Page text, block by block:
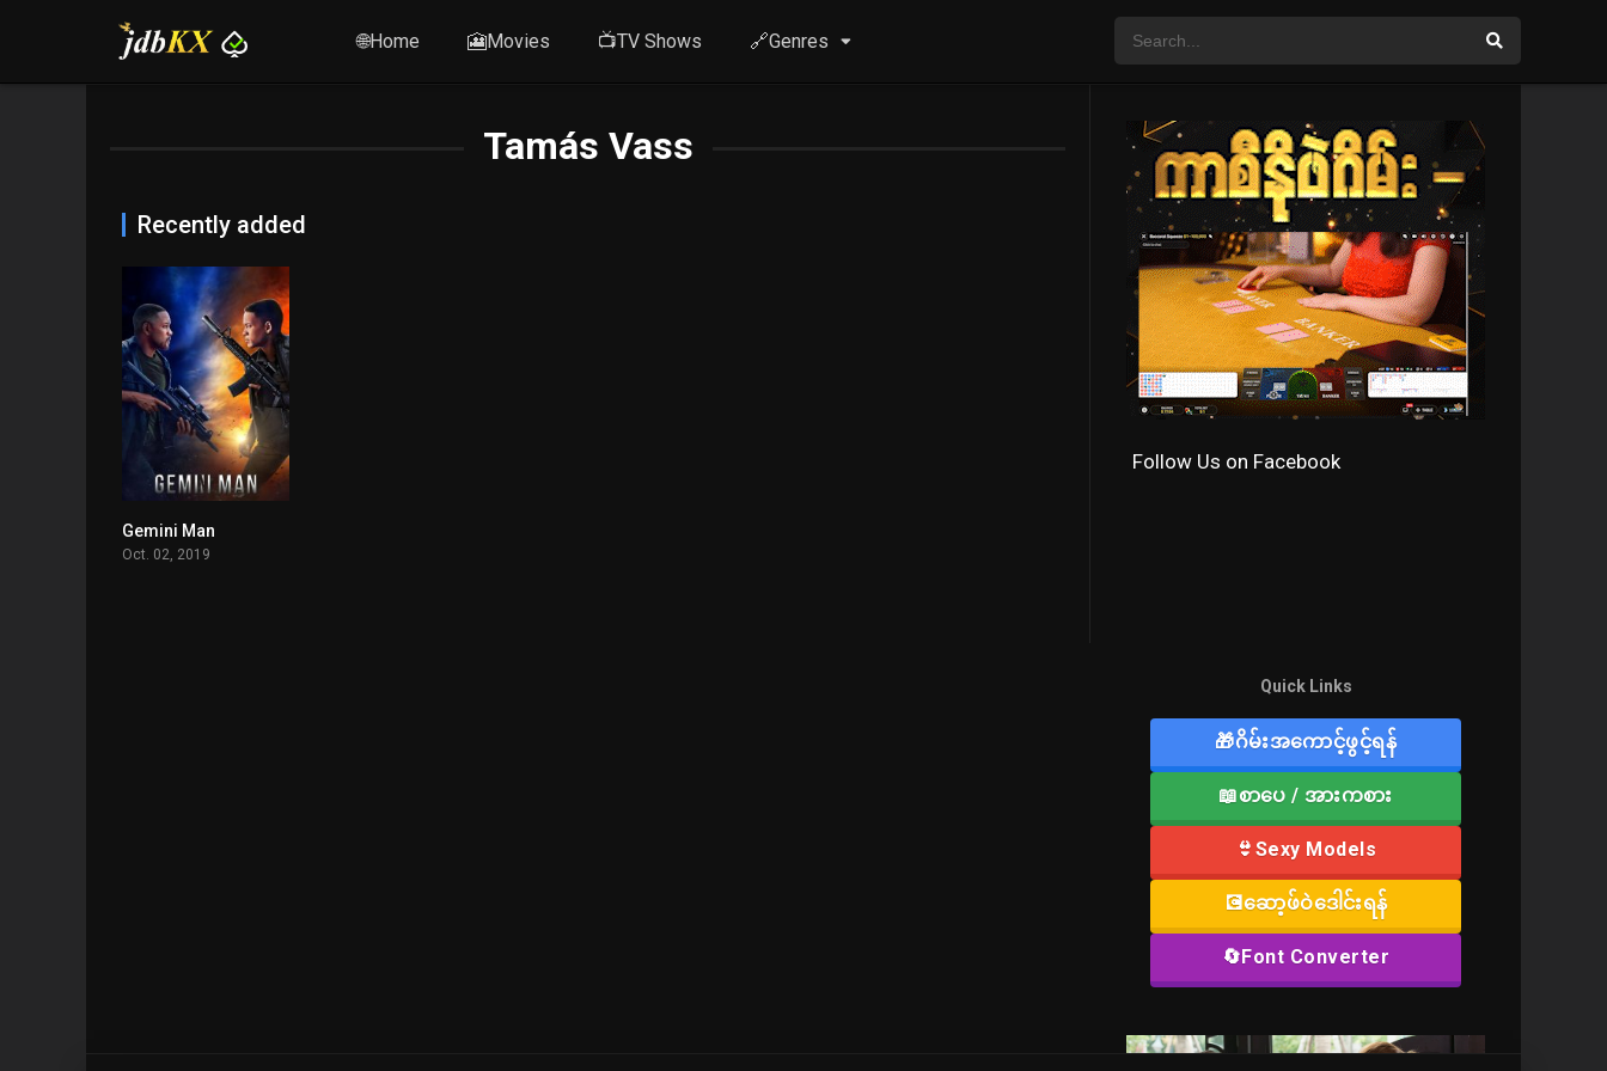
🌐Home 🎦Movies 📺TV Shows 🔗Genres
Tamás Vass
Recently added
Gemini Man
Oct. 02, 2019
Follow Us on Facebook
Quick Links
🎁ဂိမ်းအကောင့်ဖွင့်ရန်
📖စာပေ / အားကစား
👙Sexy Models
💽ဆော့ဖ်ဝဲဒေါင်းရန်
🔄Font Converter